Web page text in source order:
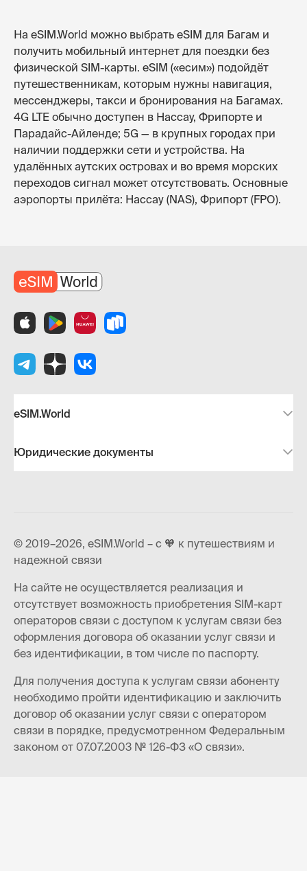
На eSIM.World можно выбрать eSIM для Багам и
получить мобильный интернет для поездки без
физической SIM-карты. eSIM («есим») подойдёт
путешественникам, которым нужны навигация,
мессенджеры, такси и бронирования на Багамах.
4G LTE обычно доступен в Нассау, Фрипорте и
Парадайс-Айленде; 5G — в крупных городах при
наличии поддержки сети и устройства. На
удалённых аутских островах и во время морских
переходов сигнал может отсутствовать. Основные
аэропорты прилёта: Нассау (NAS), Фрипорт (FPO).
eSIM.World
Юридические документы
© 2019–2026, eSIM.World – с 🧡 к путешествиям и
надежной связи
На сайте не осуществляется реализация и
отсутствует возможность приобретения SIM-карт
операторов связи с доступом к услугам связи без
оформления договора об оказании услуг связи и
без идентификации, в том числе по паспорту.
Для получения доступа к услугам связи абоненту
необходимо пройти идентификацию и заключить
договор об оказании услуг связи с оператором
связи в порядке, предусмотренном Федеральным
законом от 07.07.2003 № 126-ФЗ «О связи».